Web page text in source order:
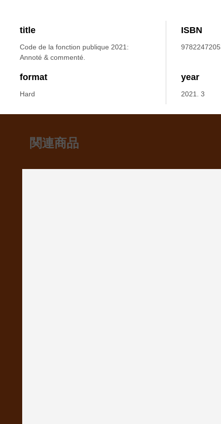
title
Code de la fonction publique 2021:
Annoté & commenté.
ISBN
format
Hard
year
2021. 3
関連商品